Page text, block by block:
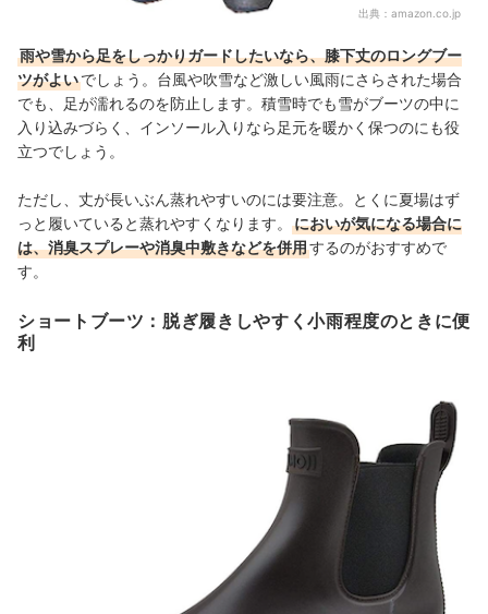
出典： amazon.co.jp
雨や雪から足をしっかりガードしたいなら、膝下丈のロングブー
ツがよいでしょう。台風や吹雪など激しい風雨にさらされた場合
でも、足が濡れるのを防止します。積雪時でも雪がブーツの中に
入り込みづらく、インソール入りなら足元を暖かく保つのにも役
立つでしょう。
ただし、丈が長いぶん蒸れやすいのには要注意。とくに夏場はず
っと履いていると蒸れやすくなります。
においが気になる場合に
は、消臭スプレーや消臭中敷きなどを併用するのがおすすめで
す。
ショートブーツ：脱ぎ履きしやすく小雨程度のときに便
利